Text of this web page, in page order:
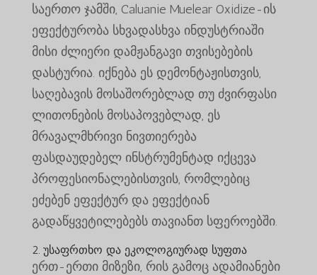
საერთო ჯამში, Caluanie Muelear Oxidize-ის
ეფექტურობა სხვადასხვა ინდუსტრიაში
მისი ძლიერი დამჟანგავი თვისებების
დასტურია. იქნება ეს დემონტაჟისთვის,
საღებავის მოსაშორებლად თუ ძვირფასი
ლითონების მოსაპოვებლად, ეს
მრავალმხრივი ნივთიერება
ფასდაუდებელ ინსტრუმენტად იქცევა
პროფესიონალებისთვის, რომლებიც
ეძებენ ეფექტურ და ეფექტიან
გადაწყვეტილებებს თავიანთ სფეროებში.
2. უსაფრთხო და ეკოლოგიურად სუფთა
ერთ-ერთი მიზეზი, რის გამოც ადამიანები